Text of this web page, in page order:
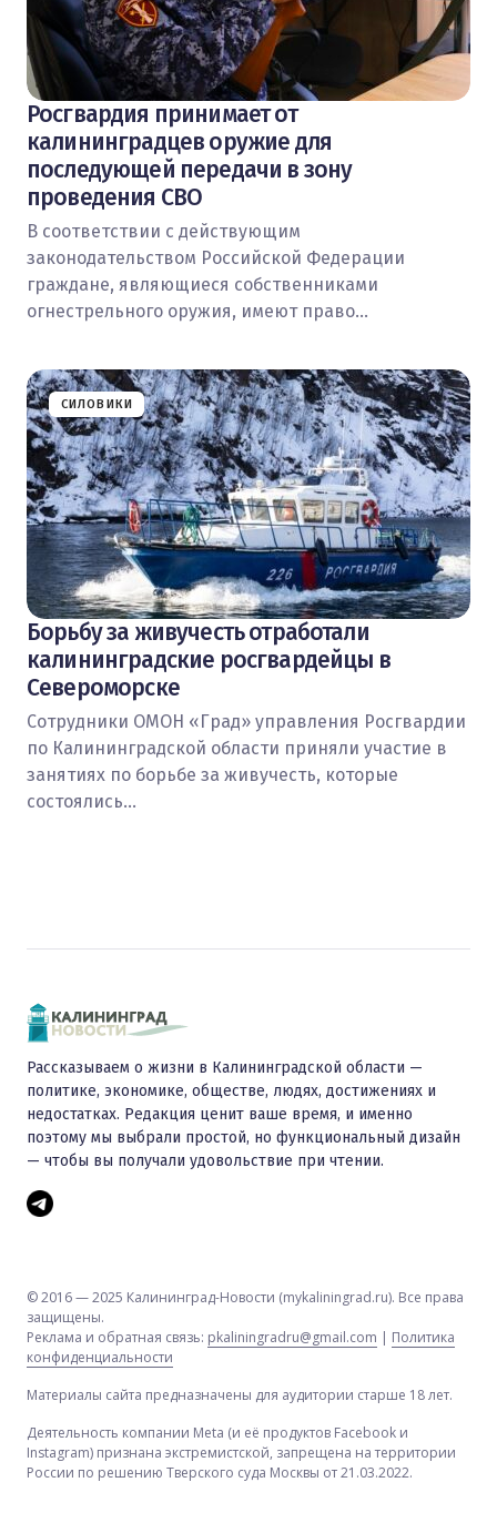
Росгвардия принимает от
калининградцев оружие для
последующей передачи в зону
проведения СВО
В соответствии с действующим
законодательством Российской Федерации
граждане, являющиеся собственниками
огнестрельного оружия, имеют право…
СИЛОВИКИ
Борьбу за живучесть отработали
калининградские росгвардейцы в
Североморске
Сотрудники ОМОН «Град» управления Росгвардии
по Калининградской области приняли участие в
занятиях по борьбе за живучесть, которые
состоялись…
Рассказываем о жизни в Калининградской области —
политике, экономике, обществе, людях, достижениях и
недостатках. Редакция ценит ваше время, и именно
поэтому мы выбрали простой, но функциональный дизайн
— чтобы вы получали удовольствие при чтении.
© 2016 — 2025 Калининград-Новости (mykaliningrad.ru). Все права
защищены.
Реклама и обратная связь: pkaliningradru@gmail.com | Политика
конфиденциальности
Материалы сайта предназначены для аудитории старше 18 лет.
Деятельность компании Meta (и её продуктов Facebook и
Instagram) признана экстремистской, запрещена на территории
России по решению Тверского суда Москвы от 21.03.2022.